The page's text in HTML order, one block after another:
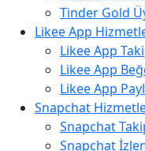
Tinder Gold
Likee App
Likee App
Likee App
Likee App
Snapchat
Snapchat
Snapchat